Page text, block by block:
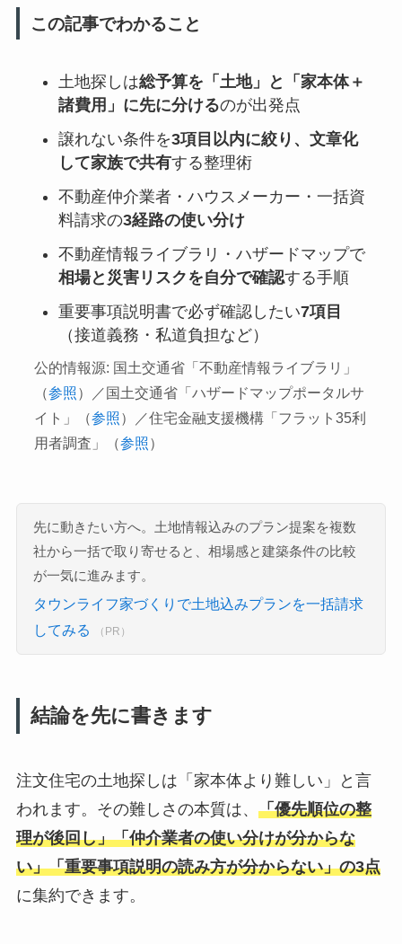
この記事でわかること
土地探しは総予算を「土地」と「家本体＋
諸費用」に先に分けるのが出発点
譲れない条件を3項目以内に絞り、文章化
して家族で共有する整理術
不動産仲介業者・ハウスメーカー・一括資
料請求の3経路の使い分け
不動産情報ライブラリ・ハザードマップで
相場と災害リスクを自分で確認する手順
重要事項説明書で必ず確認したい7項目
（接道義務・私道負担など）
公的情報源: 国土交通省「不動産情報ライブラリ」
（参照）／国土交通省「ハザードマップポータルサ
イト」（参照）／住宅金融支援機構「フラット35利
用者調査」（参照）
先に動きたい方へ。土地情報込みのプラン提案を複数
社から一括で取り寄せると、相場感と建築条件の比較
が一気に進みます。
タウンライフ家づくりで土地込みプランを一括請求
してみる
（PR）
結論を先に書きます
注文住宅の土地探しは「家本体より難しい」と言
われます。その難しさの本質は、 「優先順位の整
理が後回し」「仲介業者の使い分けが分からな
い」「重要事項説明の読み方が分からない」の3点
に集約できます。